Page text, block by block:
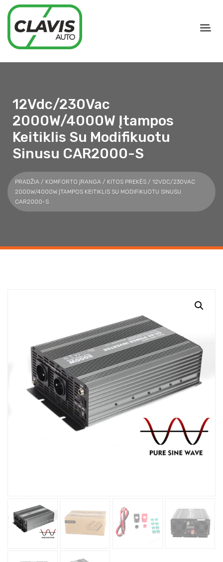
12Vdc/230Vac
2000W/4000W Įtampos
Keitiklis Su Modifikuotu
Sinusu CAR2000-S
PRADŽIA / KOMFORTO ĮRANGA / KITOS PREKĖS / 12VDC/230VAC
2000W/4000W ĮTAMPOS KEITIKLIS SU MODIFIKUOTU SINUSU
CAR2000-S